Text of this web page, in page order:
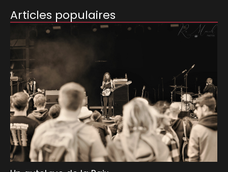
Articles populaires